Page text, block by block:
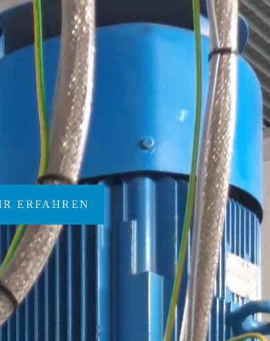
in Edelstahl
Kunststoff
ERFAHREN